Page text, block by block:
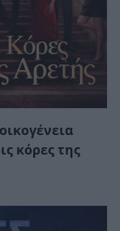
κόρες της